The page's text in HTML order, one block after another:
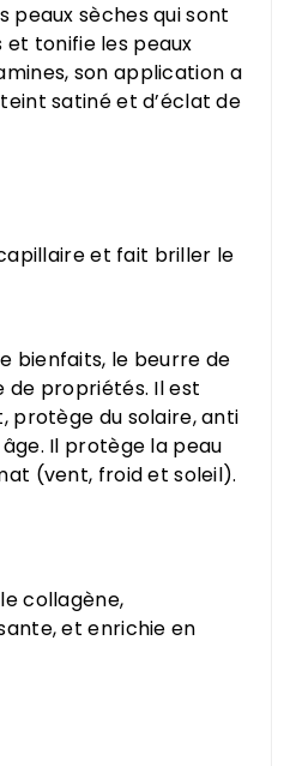
peaux sèches qui sont
tonifie les peaux
son application a
satiné et d’éclat de
et fait briller le
bienfaits, le beurre de
de propriétés. Il est
protège du solaire, anti
Il protège la peau
(vent, froid et soleil).
collagène,
et enrichie en